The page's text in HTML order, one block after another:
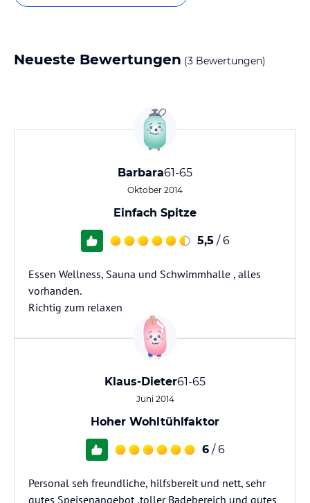
Neueste Bewertungen (3 Bewertungen)
Barbara61-65
Oktober 2014
Einfach Spitze
5,5 / 6
Essen Wellness, Sauna und Schwimmhalle , alles
vorhanden.
Richtig zum relaxen
Klaus-Dieter61-65
Juni 2014
Hoher Wohltühlfaktor
6 / 6
Personal seh freundliche, hilfsbereit und nett, sehr
gutes Speisenangebot ,toller Badebereich und gutes